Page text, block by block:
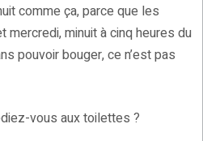
comme ça, parce que les
mercredi, minuit à cinq heures du
pouvoir bouger, ce n’est pas
vous aux toilettes ?